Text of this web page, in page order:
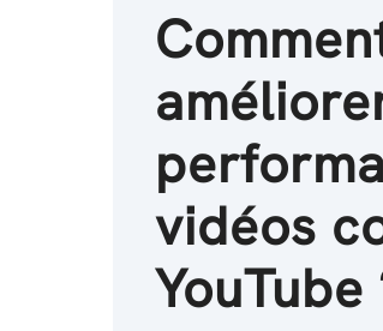
vidéos
YouTube